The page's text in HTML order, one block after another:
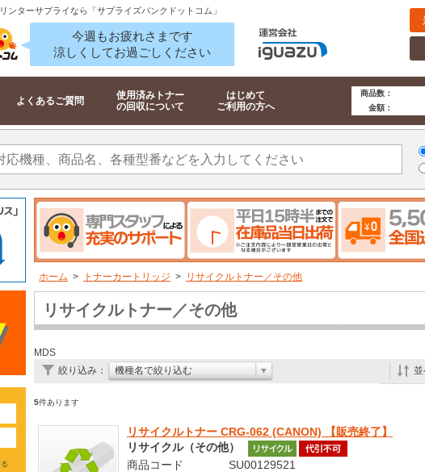
ンターサプライなら「サプライズバンクドットコム」
今週もお疲れさまです
涼しくしてお過ごしください
よくあるご質問
使用済みトナー
の回収について
はじめて
ご利用の方へ
商品数：
金額：
ホーム > トナーカートリッジ > リサイクルトナー／その他
リサイクルトナー／その他
MDS
絞り込み：
機種名で絞り込む
5件あります
リサイクルトナー CRG-062 (CANON) 【販売終了】
リサイクル（その他）
商品コード SU00129521